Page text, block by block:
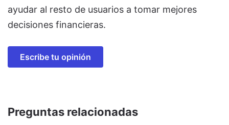
ayudar al resto de usuarios a tomar mejores
decisiones financieras.
Escribe tu opinión
Preguntas relacionadas